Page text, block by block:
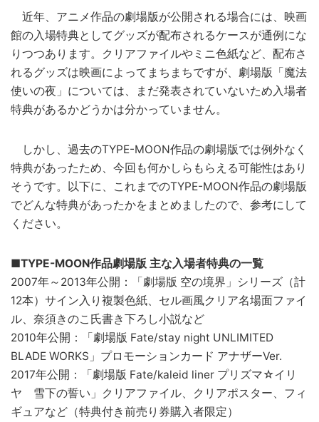
近年、アニメ作品の劇場版が公開される場合には、映画
館の入場特典としてグッズが配布されるケースが通例にな
りつつあります。クリアファイルやミニ色紙など、配布さ
れるグッズは映画によってまちまちですが、劇場版「魔法
使いの夜」については、まだ発表されていないため入場者
特典があるかどうかは分かっていません。
しかし、過去のTYPE-MOON作品の劇場版では例外なく
特典があったため、今回も何かしらもらえる可能性はあり
そうです。以下に、これまでのTYPE-MOON作品の劇場版
でどんな特典があったかをまとめましたので、参考にして
ください。
■TYPE-MOON作品劇場版 主な入場者特典の一覧
2007年～2013年公開：「劇場版 空の境界」シリーズ（計
12本）サイン入り複製色紙、セル画風クリア名場面ファイ
ル、奈須きのこ氏書き下ろし小説など
2010年公開：「劇場版 Fate/stay night UNLIMITED
BLADE WORKS」プロモーションカード アナザーVer.
2017年公開：「劇場版 Fate/kaleid liner プリズマ☆イリ
ヤ 雪下の誓い」クリアファイル、クリアポスター、フィ
ギュアなど（特典付き前売り券購入者限定）